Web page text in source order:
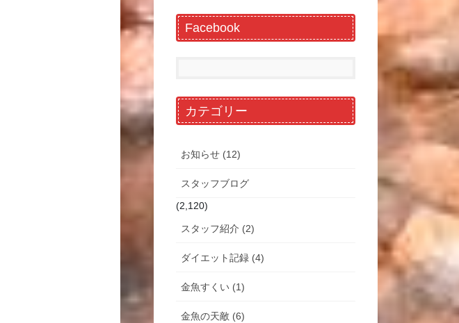
Facebook
カテゴリー
お知らせ (12)
スタッフブログ
(2,120)
スタッフ紹介 (2)
ダイエット記録 (4)
金魚すくい (1)
金魚の天敵 (6)